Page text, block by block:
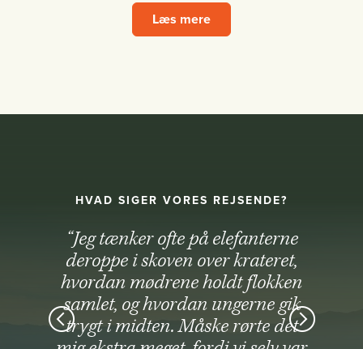
Læs mere
HVAD SIGER VORES REJSENDE?
“Jeg tænker ofte på elefanterne
deroppe i skoven over krateret,
hvordan mødrene holdt flokken
samlet, og hvordan ungerne gik
trygt i midten. Måske rørte det